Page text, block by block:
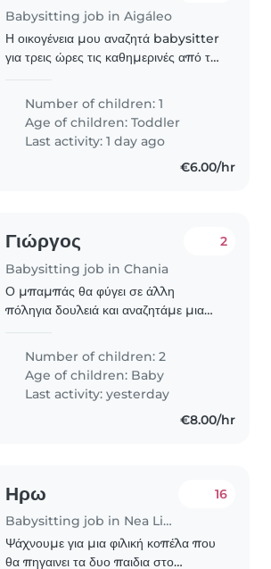
Babysitting job in Aigáleo
Η οικογένεια μου αναζητά babysitter
για τρεις ώρες τις καθημερινές από το
εκπαιδευτικός θα πρέπει να φεύγω
γύρω στις τρεις και η κοπέλα θα
παραμένει..
Number of children: 1
Age of children:Toddler
Last activity: 1 day ago
€6.00/hr
Γιώργος
Babysitting job in Chania
2
Ο μπαμπάς θα φύγει σε άλλη
πόληγια δουλειά και αναζητάμε μια
ώρες που η μητέρα θα εργάζεται... θα
πρέπει..
Number of children: 2
Age of children: Baby
Last activity: yesterday
€8.00/hr
Ηρω
Babysitting job in Nea Liosia
16
Ψάχνουμε για μια φιλική κοπέλα που
θα πηγαινει τα δυο παιδια στο